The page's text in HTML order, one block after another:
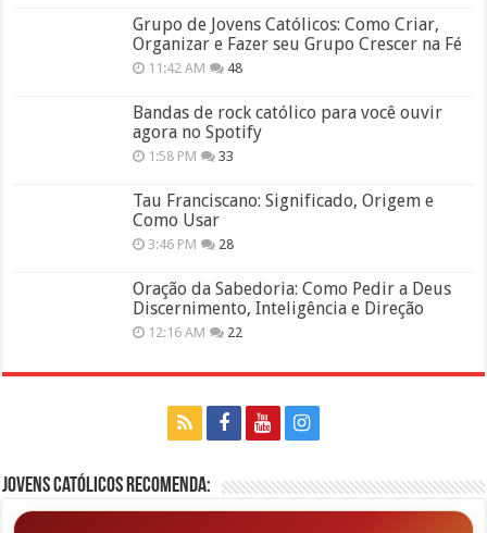
Grupo de Jovens Católicos: Como Criar,
Organizar e Fazer seu Grupo Crescer na Fé
11:42 AM 48
Bandas de rock católico para você ouvir
agora no Spotify
1:58 PM 33
Tau Franciscano: Significado, Origem e
Como Usar
3:46 PM 28
Oração da Sabedoria: Como Pedir a Deus
Discernimento, Inteligência e Direção
12:16 AM 22
Jovens Católicos Recomenda: